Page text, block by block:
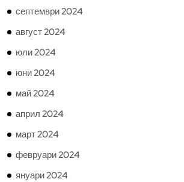
септември 2024
август 2024
юли 2024
юни 2024
май 2024
април 2024
март 2024
февруари 2024
януари 2024